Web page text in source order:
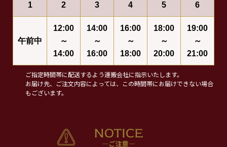
1 2 3 4 5 6
午前中
12:00
～
14:00
14:00
～
16:00
16:00
～
18:00
18:00
～
20:00
19:00
～
21:00
ご指定時間帯に配送するよう運搬会社に指示いたします。
お届け先、ご注文内容によっては、この時間帯にお届けできない場合
もございます。